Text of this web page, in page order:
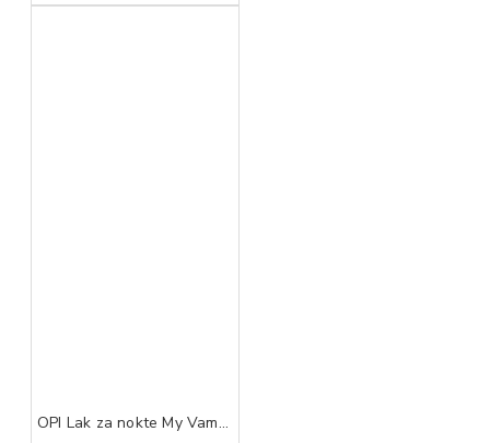
OPI Lak za nokte My Vampire is Buff